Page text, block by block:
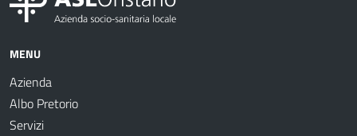
MENU
Azienda
Albo Pretorio
Servizi